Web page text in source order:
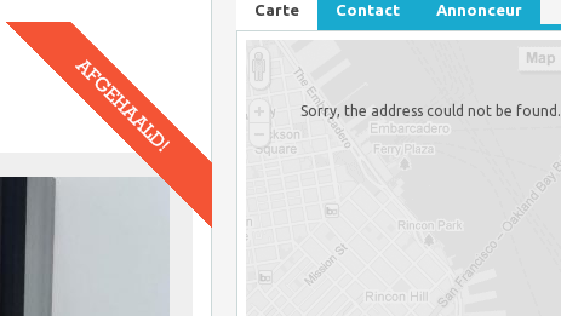
Carte Contact Annonceur
Sorry, the address could not be found.